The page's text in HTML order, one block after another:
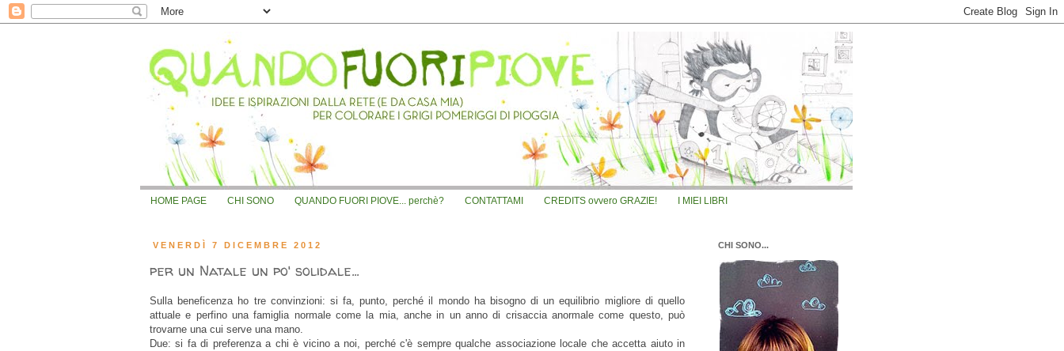
HOME PAGE CHI SONO QUANDO FUORI PIOVE... perchè? CONTATTAMI CREDITS ovvero GRAZIE! I MIEI LIBRI
VENERDÌ 7 DICEMBRE 2012
per un Natale un po' solidale...
Sulla beneficenza ho tre convinzioni: si fa, punto, perché il mondo ha bisogno di un equilibrio migliore di quello
attuale e perfino una famiglia normale come la mia, anche in un anno di crisaccia anormale come questo, può
trovarne una cui serve una mano.
Due: si fa di preferenza a chi è vicino a noi, perché c'è sempre qualche associazione locale che accetta aiuto in
CHI SONO...